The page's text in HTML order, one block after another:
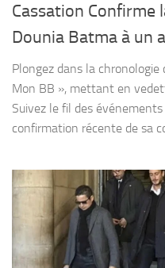
Cassation Confirme
Dounia Batma à un
Plongez dans la
Mon BB », mettant en
Suivez le fil des
confirmation récente de sa